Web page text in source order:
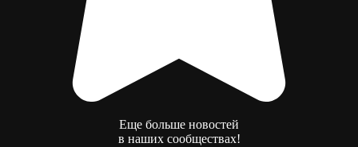
Еще больше новостей
в наших сообществах!